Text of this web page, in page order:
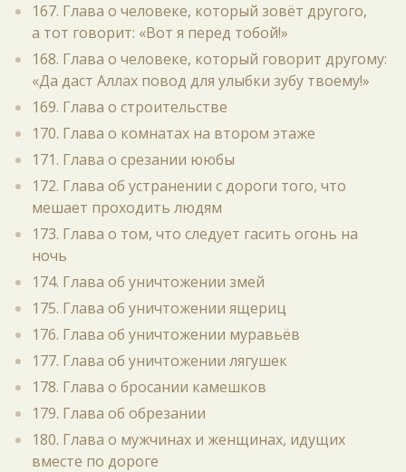
167. Глава о человеке, который зовёт другого,
а тот говорит: «Вот я перед тобой!»
168. Глава о человеке, который говорит другому:
«Да даст Аллах повод для улыбки зубу твоему!»
169. Глава о строительстве
170. Глава о комнатах на втором этаже
171. Глава о срезании ююбы
172. Глава об устранении с дороги того, что
мешает проходить людям
173. Глава о том, что следует гасить огонь на
ночь
174. Глава об уничтожении змей
175. Глава об уничтожении ящериц
176. Глава об уничтожении муравьёв
177. Глава об уничтожении лягушек
178. Глава о бросании камешков
179. Глава об обрезании
180. Глава о мужчинах и женщинах, идущих
вместе по дороге